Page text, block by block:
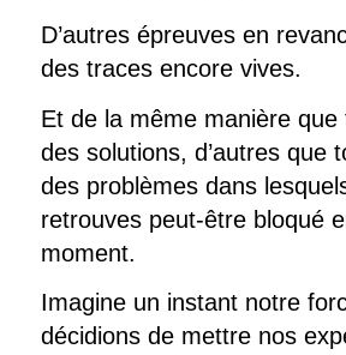
D’autres épreuves en
des traces encore vives.
Et de la même manière
des solutions, d’autres que
des problèmes dans
retrouves peut-être bloqué
moment.
Imagine un instant notre
décidions de mettre nos